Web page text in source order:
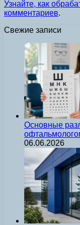
Узнайте, как
комментариев.
Свежие записи
Основные
06.06.2026